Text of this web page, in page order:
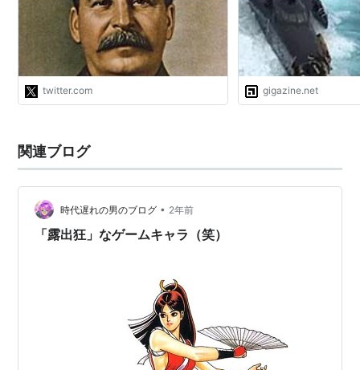
ファンタジー感出ると思う。 なんで全
世界で共通通貨使ってるんだ。"
twitter.com gigazine.net
関連ブログ
時代遅れの男のブログ • 2年前
「露出狂」なゲームキャラ（笑）